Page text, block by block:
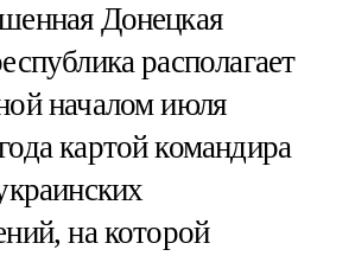
Донецкая
располагает
началом июля
картой командира
на которой